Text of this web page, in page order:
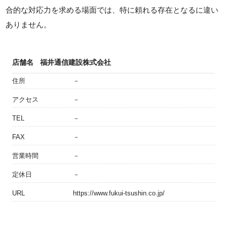
合的な対応力を求める場面では、特に頼れる存在となるに違い
ありません。
店舗名 福井通信建設株式会社
住所 －
アクセス －
TEL －
FAX －
営業時間 －
定休日 －
URL https://www.fukui-tsushin.co.jp/